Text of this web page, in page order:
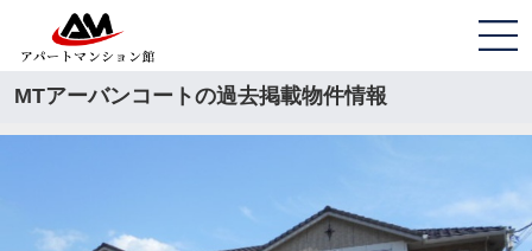
MTアーバンコートの過去掲載物件情報